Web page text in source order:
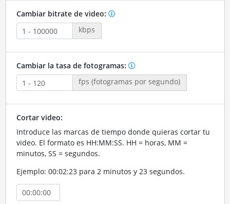
Cambiar bitrate de video:
kbps
Cambiar la tasa de fotogramas:
fps (fotogramas por segundo)
Cortar video:
Introduce las marcas de tiempo donde quieras cortar tu
video. El formato es HH:MM:SS. HH = horas, MM =
minutos, SS = segundos.
Ejemplo: 00:02:23 para 2 minutos y 23 segundos.